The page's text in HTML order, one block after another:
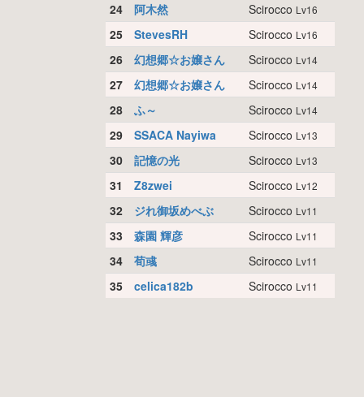
24 阿木然 Scirocco Lv16
25 StevesRH Scirocco Lv16
26 幻想郷☆お嬢さん Scirocco Lv14
27 幻想郷☆お嬢さん Scirocco Lv14
28 ふ～ Scirocco Lv14
29 SSACA Nayiwa Scirocco Lv13
30 記憶の光 Scirocco Lv13
31 Z8zwei Scirocco Lv12
32 ジれ御坂めべぶ Scirocco Lv11
33 森園 輝彦 Scirocco Lv11
34 荀彧 Scirocco Lv11
35 celica182b Scirocco Lv11